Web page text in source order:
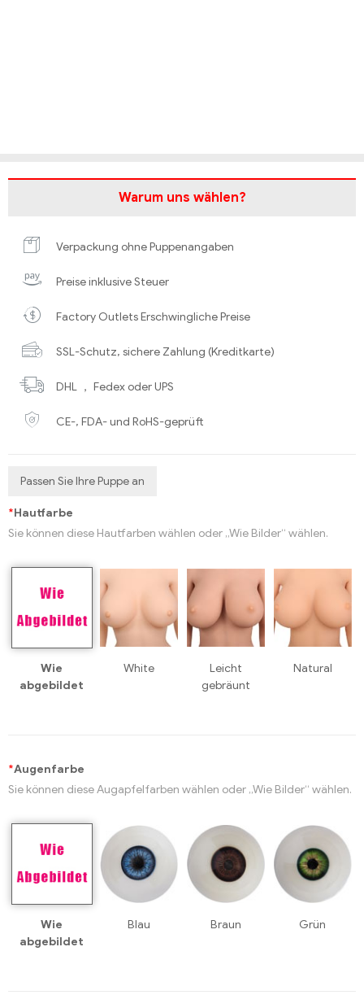
Warum uns wählen?
Verpackung ohne Puppenangaben
Preise inklusive Steuer
Factory Outlets Erschwingliche Preise
SSL-Schutz, sichere Zahlung (Kreditkarte)
DHL ， Fedex oder UPS
CE-, FDA- und RoHS-geprüft
Passen Sie Ihre Puppe an
*Hautfarbe
Sie können diese Hautfarben wählen oder „Wie Bilder“ wählen.
Wie
abgebildet
White
Leicht
gebräunt
Natural
*Augenfarbe
Sie können diese Augapfelfarben wählen oder „Wie Bilder“ wählen.
Wie
abgebildet
Blau Braun Grün